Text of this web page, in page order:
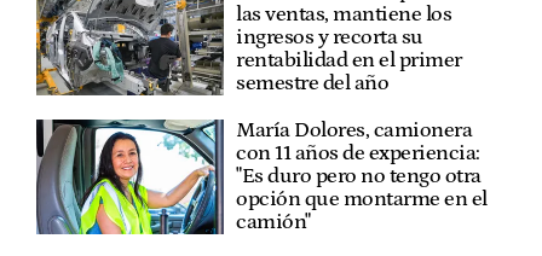
las ventas, mantiene los
ingresos y recorta su
rentabilidad en el primer
semestre del año
María Dolores, camionera
con 11 años de experiencia:
"Es duro pero no tengo otra
opción que montarme en el
camión"